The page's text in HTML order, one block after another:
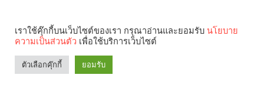
เราใช้คุ๊กกี้บนเว็บไซต์ของเรา กรุณาอ่านและยอมรับ นโยบาย
ความเป็นส่วนตัว เพื่อใช้บริการเว็บไซต์
ตัวเลือกคุ๊กกี้ ยอมรับ